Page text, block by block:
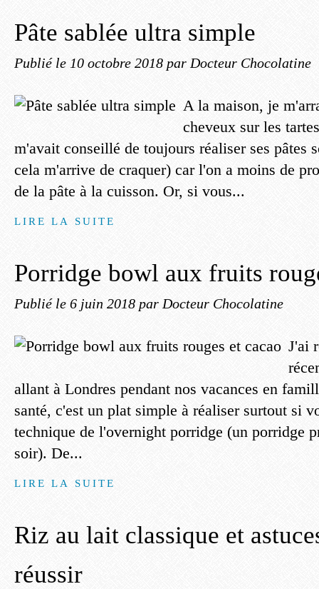
Pâte sablée ultra simple
Publié le 10 octobre 2018 par Docteur Chocolatine
A la maison, je
cheveux sur les
m'avait conseillé de toujours réaliser ses pâtes
cela m'arrive de craquer) car l'on a moins de
de la pâte à la cuisson. Or, si vous...
LIRE LA SUITE
Porridge bowl aux fruits
Publié le 6 juin 2018 par Docteur Chocolatine
J'ai
allant à Londres pendant nos vacances en
santé, c'est un plat simple à réaliser surtout si
technique de l'overnight porridge (un porridge
soir). De...
LIRE LA SUITE
Riz au lait classique et
réussir